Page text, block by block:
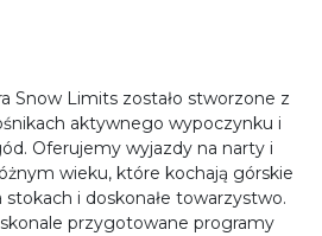
Snow Limits zostało stworzone z
aktywnego wypoczynku i
Oferujemy wyjazdy na narty i
wieku, które kochają górskie
stokach i doskonałe towarzystwo.
przygotowane programy